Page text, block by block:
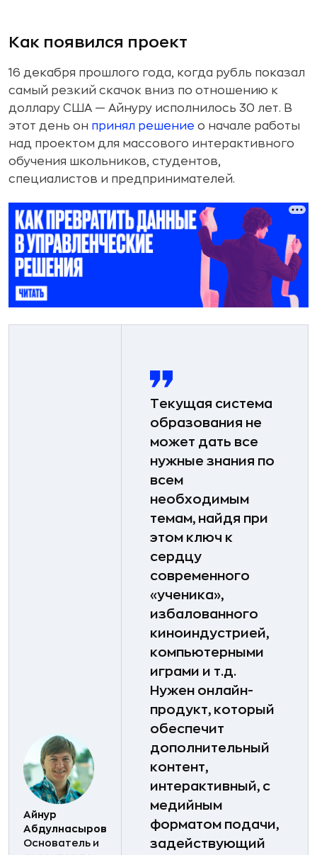
Как появился проект
16 декабря прошлого года, когда рубль показал
самый резкий скачок вниз по отношению к
доллару США — Айнуру исполнилось 30 лет. В
этот день он принял решение о начале работы
над проектом для массового интерактивного
обучения школьников, студентов,
специалистов и предпринимателей.
Айнур
Абдулнасыров
Основатель и
Текущая система
образования не
может дать все
нужные знания по
всем
необходимым
темам, найдя при
этом ключ к
сердцу
современного
«ученика»,
избалованного
киноиндустрией,
компьютерными
играми и т.д.
Нужен онлайн-
продукт, который
обеспечит
дополнительный
контент,
интерактивный, с
медийным
форматом подачи,
задействующий